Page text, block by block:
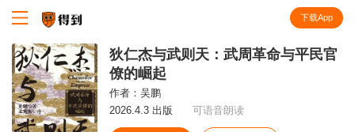
下载App
狄仁杰与武则天：武周革命与平民官
僚的崛起
作者： 吴鹏
2026.4.3 出版
可语音朗读